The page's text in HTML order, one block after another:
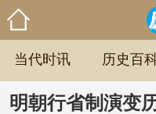
当代时讯 历史百
明朝行省制演变